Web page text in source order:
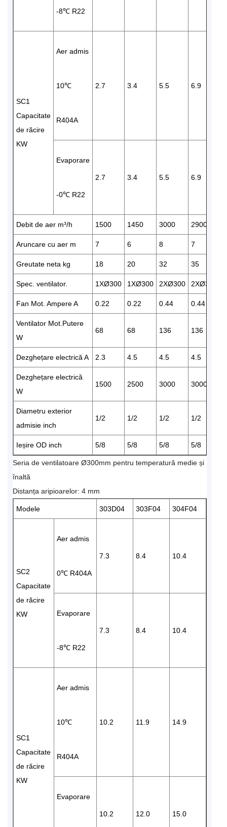
-8℃ R22
SC1
Capacitate
de răcire
KW
Aer admis
10℃
R404A
2.7 3.4 5.5 6.9
Evaporare
-0℃ R22
2.7 3.4 5.5 6.9
Debit de aer m³/h 1500 1450 3000 2900
Aruncare cu aer m 7 6 8 7
Greutate neta kg 18 20 32 35
Spec. ventilator. 1XØ300 1XØ300 2XØ300 2XØ300
Fan Mot. Ampere A 0.22 0.22 0.44 0.44
Ventilator Mot.Putere
W
68 68 136 136
Dezghețare electrică A 2.3 4.5 4.5 4.5
Dezghețare electrică
W
1500 2500 3000 3000
Diametru exterior
admisie inch
1/2 1/2 1/2 1/2
Ieșire OD inch 5/8 5/8 5/8 5/8
Seria de ventilatoare Ø300mm pentru temperatură medie și
înaltă
Distanța aripioarelor: 4 mm
Modele 303D04 303F04 304F04
SC2
Capacitate
de răcire
KW
Aer admis
0℃ R404A
7.3 8.4 10.4
Evaporare
-8℃ R22
7.3 8.4 10.4
SC1
Capacitate
de răcire
KW
Aer admis
10℃
R404A
10.2 11.9 14.9
Evaporare
10.2 12.0 15.0